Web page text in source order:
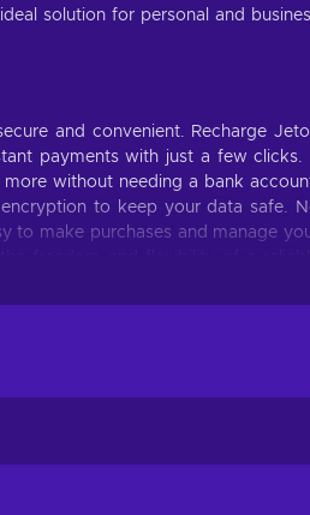
solution for personal and
and convenient. Recharge
payments with just a few clicks.
without needing a bank
to keep your data safe.
to make purchases and manage
method for online transactions. Here